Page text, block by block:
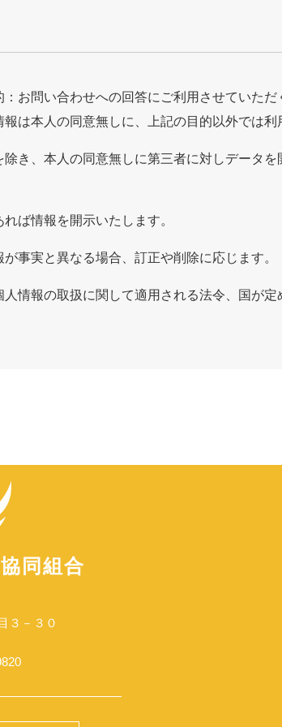
：お問い合わせへの回答にご利用させていただ
は本人の同意無しに、上記の目的以外では利
除き、本人の同意無しに第三者に対しデータ
れば情報を開示いたします。
が事実と異なる場合、訂正や削除に応じます。
人情報の取扱に関して適用される法令、国が
同組合
３－３０